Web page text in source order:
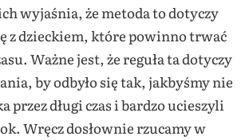
wyjaśnia, że metoda to dotyczy
z dzieckiem, które powinno trwać
Ważne jest, że reguła ta dotyczy
by odbyło się tak, jakbyśmy nie
przez długi czas i bardzo ucieszyli
Wręcz dosłownie rzucamy w